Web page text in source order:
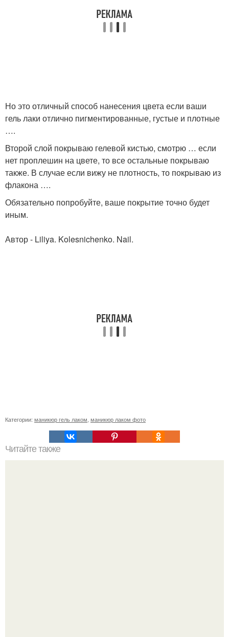
Но это отличный способ нанесения цвета если ваши
гель лаки отлично пигментированные, густые и плотные
….
Второй слой покрываю гелевой кистью, смотрю … если
нет проплешин на цвете, то все остальные покрываю
также. В случае если вижу не плотность, то покрываю из
флакона ….
Обязательно попробуйте, ваше покрытие точно будет
иным.
Автор - Liliya. Kolesnichenko. Nail.
Категории: маникюр гель лаком маникюр лаком фото
Читайте также